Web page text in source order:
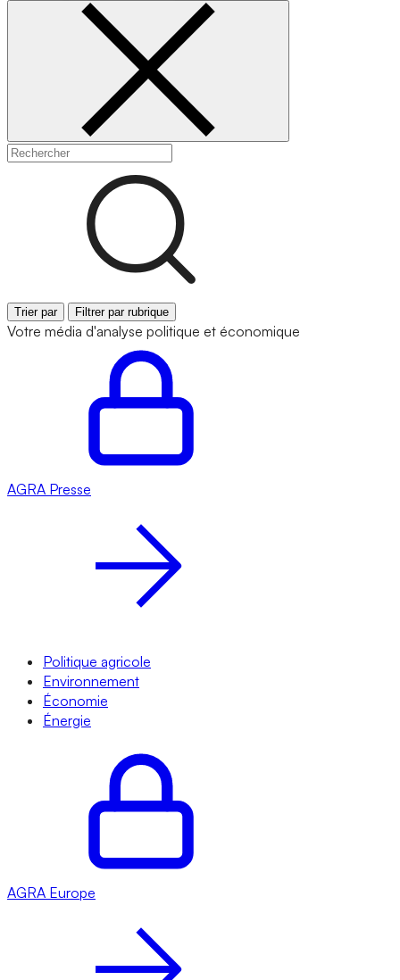
Trier par Filtrer par rubrique
Votre média d'analyse politique et économique
AGRA Presse
Politique agricole
Environnement
Économie
Énergie
AGRA Europe